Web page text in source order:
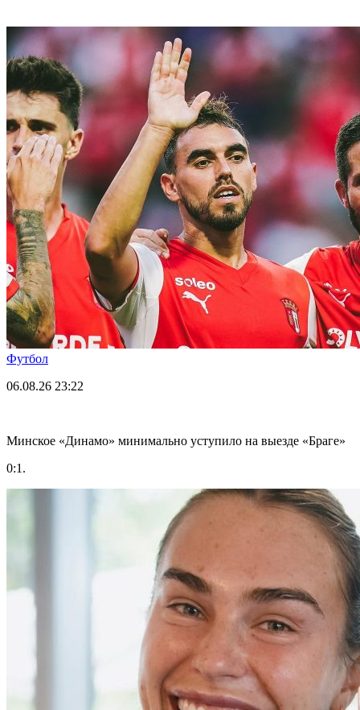
Футбол
06.08.26 23:22
Минское «Динамо» минимально уступило на выезде «Браге»
0:1.